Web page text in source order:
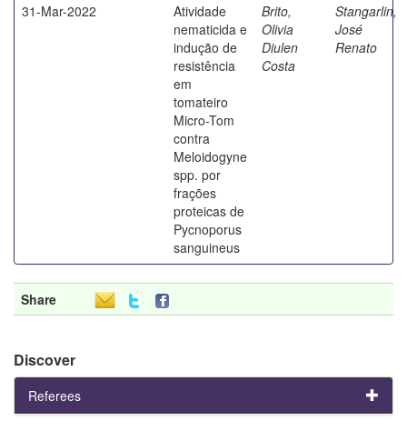
31-Mar-2022
Atividade
nematicida e
indução de
resistência
em
tomateiro
Micro-Tom
contra
Meloidogyne
spp. por
frações
proteicas de
Pycnoporus
sanguineus
Brito,
Olivia
Diulen
Costa
Stangarlin,
José
Renato
Share
Discover
Referees